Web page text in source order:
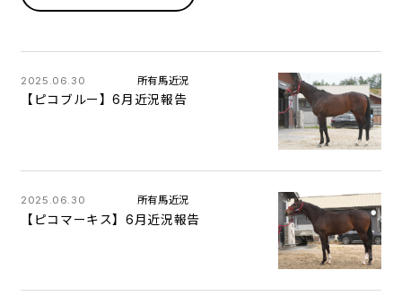
2025.06.30 所有馬近況
【ピコブルー】6月近況報告
2025.06.30 所有馬近況
【ピコマーキス】6月近況報告